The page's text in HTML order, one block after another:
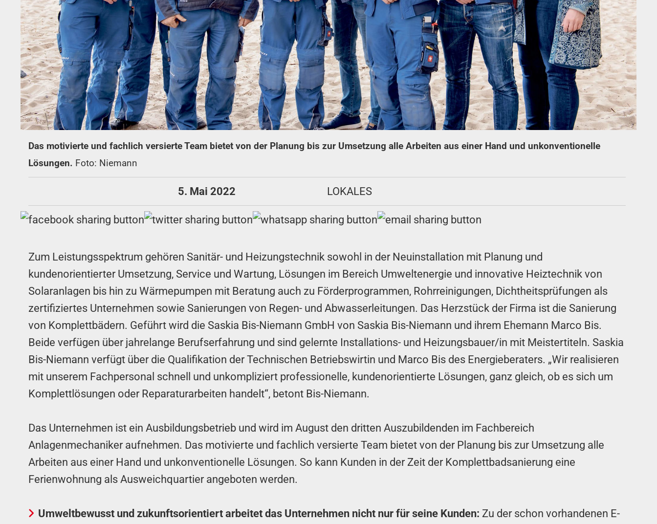
Das motivierte und fachlich versierte Team bietet von der Planung bis zur Umsetzung alle Arbeiten aus einer Hand und unkonventionelle
Lösungen. Foto: Niemann
5. Mai 2022 LOKALES
Zum Leistungsspektrum gehören Sanitär- und Heizungstechnik sowohl in der Neuinstallation mit Planung und
kundenorientierter Umsetzung, Service und Wartung, Lösungen im Bereich Umweltenergie und innovative Heiztechnik von
Solaranlagen bis hin zu Wärmepumpen mit Beratung auch zu Förderprogrammen, Rohrreinigungen, Dichtheitsprüfungen als
zertifiziertes Unternehmen sowie Sanierungen von Regen- und Abwasserleitungen. Das Herzstück der Firma ist die Sanierung
von Komplettbädern. Geführt wird die Saskia Bis-Niemann GmbH von Saskia Bis-Niemann und ihrem Ehemann Marco Bis.
Beide verfügen über jahrelange Berufserfahrung und sind gelernte Installations- und Heizungsbauer/in mit Meistertiteln. Saskia
Bis-Niemann verfügt über die Qualifikation der Technischen Betriebswirtin und Marco Bis des Energieberaters. „Wir realisieren
mit unserem Fachpersonal schnell und unkompliziert professionelle, kundenorientierte Lösungen, ganz gleich, ob es sich um
Komplettlösungen oder Reparaturarbeiten handelt“, betont Bis-Niemann.
Das Unternehmen ist ein Ausbildungsbetrieb und wird im August den dritten Auszubildenden im Fachbereich
Anlagenmechaniker aufnehmen. Das motivierte und fachlich versierte Team bietet von der Planung bis zur Umsetzung alle
Arbeiten aus einer Hand und unkonventionelle Lösungen. So kann Kunden in der Zeit der Komplettbadsanierung eine
Ferienwohnung als Ausweichquartier angeboten werden.
Umweltbewusst und zukunftsorientiert arbeitet das Unternehmen nicht nur für seine Kunden: Zu der schon vorhandenen E-